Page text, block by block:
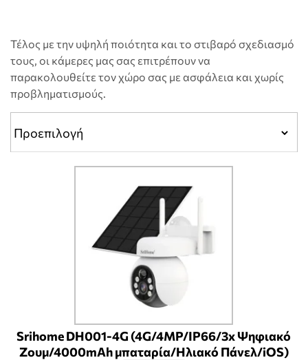
Τέλος με την υψηλή ποιότητα και το στιβαρό σχεδιασμό
τους, οι κάμερες μας σας επιτρέπουν να
παρακολουθείτε τον χώρο σας με ασφάλεια και χωρίς
προβληματισμούς.
Srihome DH001-4G (4G/4MP/IP66/3x Ψηφιακό
Ζουμ/4000mAh μπαταρία/Ηλιακό Πάνελ/iOS)